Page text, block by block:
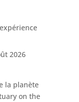
2026
la planète
on the